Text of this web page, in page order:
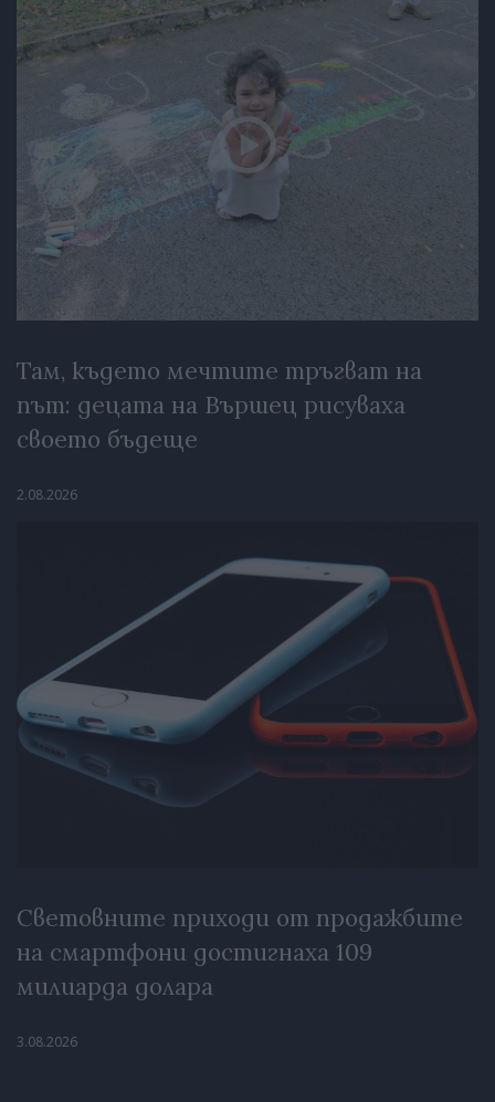
Там, където мечтите тръгват на
път: децата на Вършец рисуваха
своето бъдеще
2.08.2026
Световните приходи от продажбите
на смартфони достигнаха 109
милиарда долара
3.08.2026